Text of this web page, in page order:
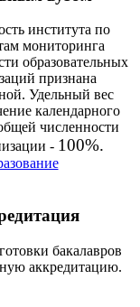
института по
мониторинга
образовательных
признана
Удельный вес
календарного
численности
- 100%.
бакалавров
аккредитацию.